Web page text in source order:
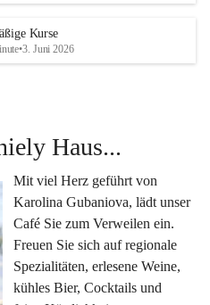
, Hochzeiten &
oder Kundenevents
Rahmen für Ihre Ideen.
Gubaniova mit regionalen
kleinen Köstlichkeiten
Mail
oder
Kurse
•3. Juni 2026
Haus...
Mit viel Herz geführt von
Karolina Gubaniova, lädt unser
Café Sie zum Verweilen ein.
Freuen Sie sich auf regionale
Spezialitäten, erlesene Weine,
kühles Bier, Cocktails und